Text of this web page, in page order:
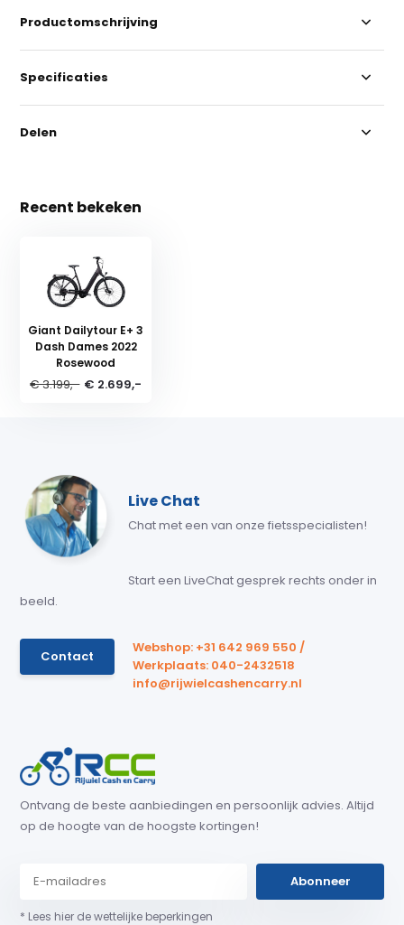
Productomschrijving
Specificaties
Delen
Recent bekeken
Giant Dailytour E+ 3
Dash Dames 2022
Rosewood
€ 3.199,- € 2.699,-
Live Chat
Chat met een van onze fietsspecialisten!
Start een LiveChat gesprek rechts onder in
beeld.
Contact
Webshop: +31 642 969 550 /
Werkplaats: 040-2432518
info@rijwielcashencarry.nl
Ontvang de beste aanbiedingen en persoonlijk advies. Altijd
op de hoogte van de hoogste kortingen!
Abonneer
* Lees hier de wettelijke beperkingen